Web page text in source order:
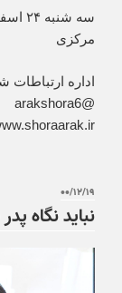
مرکزی
اداره ارتباطات
@arakshora6
۰۰/۱۲/۱۹
نباید نگاه